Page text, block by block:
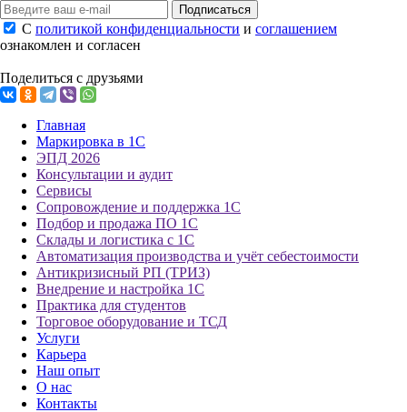
Подписаться
С политикой конфиденциальности и соглашением
ознакомлен и согласен
Поделиться с друзьями
Главная
Маркировка в 1С
ЭПД 2026
Консультации и аудит
Сервисы
Сопровождение и поддержка 1С
Подбор и продажа ПО 1С
Склады и логистика с 1С
Автоматизация производства и учёт себестоимости
Антикризисный РП (ТРИЗ)
Внедрение и настройка 1С
Практика для студентов
Торговое оборудование и ТСД
Услуги
Карьера
Наш опыт
О нас
Контакты